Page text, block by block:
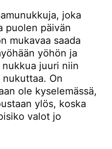
joka
puolen päivän
mukavaa saada
yöhön ja
juuri niin
On
ole kyselemässä,
ylös, koska
valot jo